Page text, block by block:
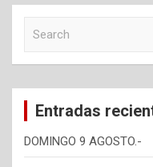
c
Entradas
DOMINGO 9 AGOSTO.-